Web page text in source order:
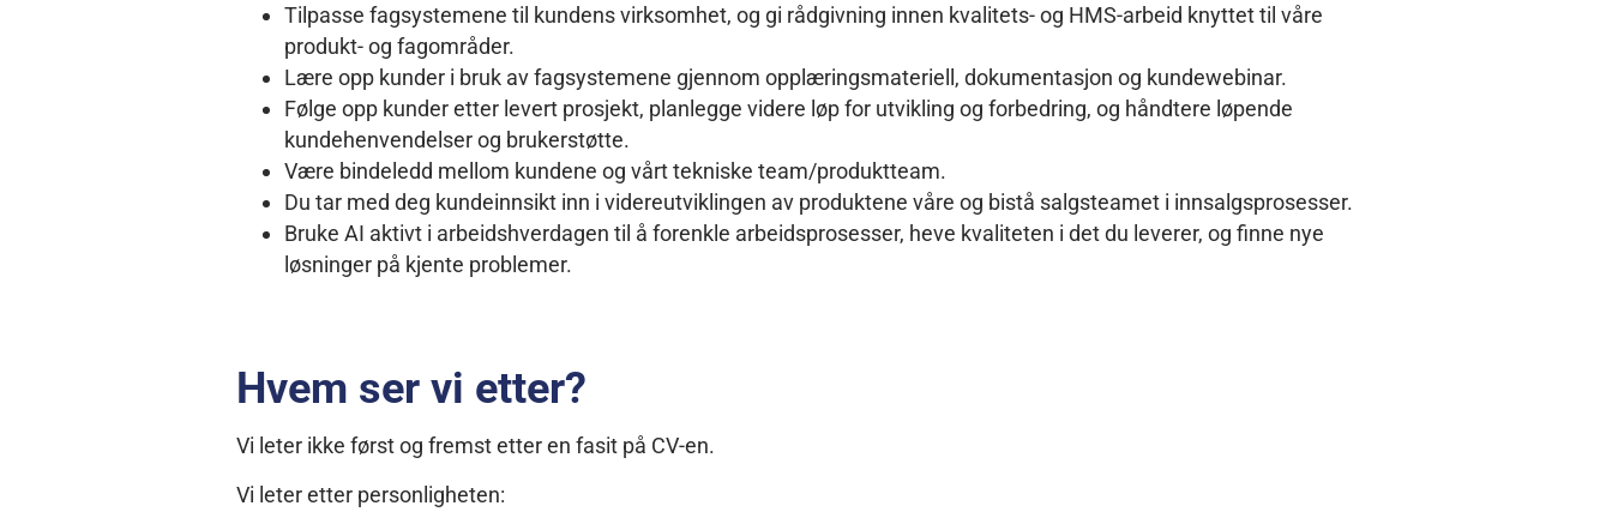
Tilpasse fagsystemene til kundens virksomhet, og gi rådgivning innen kvalitets- og HMS-arbeid knyttet til våre
produkt- og fagområder.
Lære opp kunder i bruk av fagsystemene gjennom opplæringsmateriell, dokumentasjon og kundewebinar.
Følge opp kunder etter levert prosjekt, planlegge videre løp for utvikling og forbedring, og håndtere løpende
kundehenvendelser og brukerstøtte.
Være bindeledd mellom kundene og vårt tekniske team/produktteam.
Du tar med deg kundeinnsikt inn i videreutviklingen av produktene våre og bistå salgsteamet i innsalgsprosesser.
Bruke AI aktivt i arbeidshverdagen til å forenkle arbeidsprosesser, heve kvaliteten i det du leverer, og finne nye
løsninger på kjente problemer.
Hvem ser vi etter?
Vi leter ikke først og fremst etter en fasit på CV-en.
Vi leter etter personligheten: